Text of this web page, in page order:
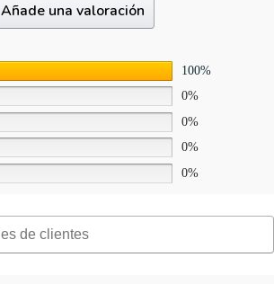
Añade una valoración
100%
0%
0%
0%
0%